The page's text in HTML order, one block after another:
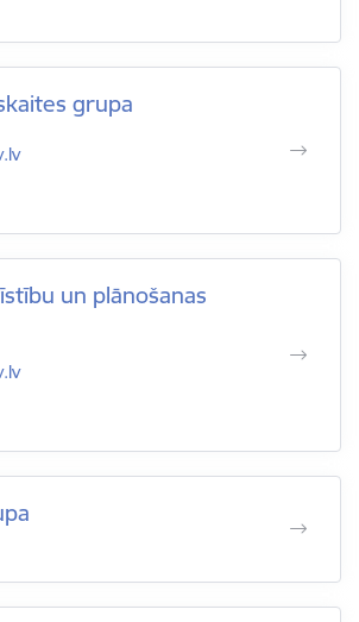
grupa
un plānošanas